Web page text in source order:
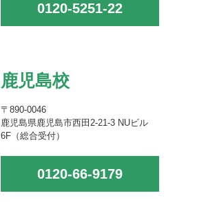
0120-5251-22
鹿児島校
〒890-0046
鹿児島県鹿児島市西田2-21-3 NUビル
6F（総合受付）
0120-66-9179